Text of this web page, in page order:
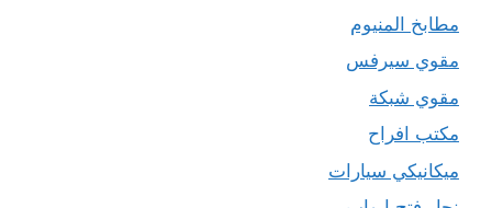
مطابخ المنيوم
مقوي سيرفس
مقوي شبكة
مكتب افراح
ميكانيكي سيارات